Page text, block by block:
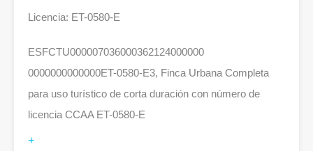
Licencia: ET-0580-E
ESFCTU000007036000362124000000
0000000000000ET-0580-E3, Finca Urbana Completa
para uso turístico de corta duración con número de
licencia CCAA ET-0580-E
+